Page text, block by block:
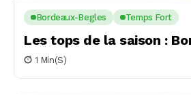
Bordeaux-Begles Temps Fort
Les tops de la saison :
1 Min(s)